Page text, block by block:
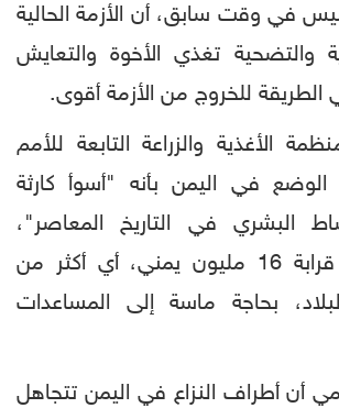
في وقت سابق، أن الأزمة الحالية
والتضحية تغذي الأخوة والتعايش
للخروج من الأزمة أقوى.
الأغذية والزراعة التابعة للأمم
الوضع في اليمن بأنه "أسوأ كارثة
البشري في التاريخ المعاصر"،
وأشاروا إلى أن قرابة 16 مليون يمني، أي أكثر من
بحاجة ماسة إلى المساعدات
أن أطراف النزاع في اليمن تتجاهل